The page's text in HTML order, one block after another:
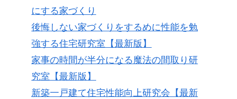
にする家づくり
後悔しない家づくりをするめに性能を勉
強する住宅研究室【最新版】
家事の時間が半分になる魔法の間取り研
究室【最新版】
新築一戸建て住宅性能向上研究会【最新